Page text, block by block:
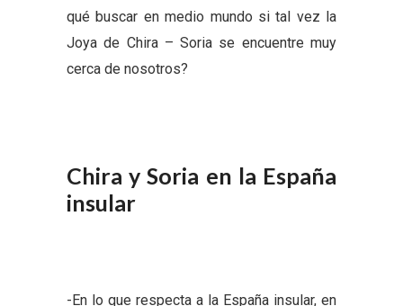
qué buscar en medio mundo si tal vez la
Joya de Chira – Soria se encuentre muy
cerca de nosotros?
Chira y Soria en la España
insular
-En lo que respecta a la España insular, en